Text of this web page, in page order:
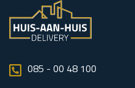
085 - 00 48 100